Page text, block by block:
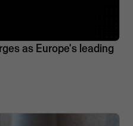
as Europe's leading